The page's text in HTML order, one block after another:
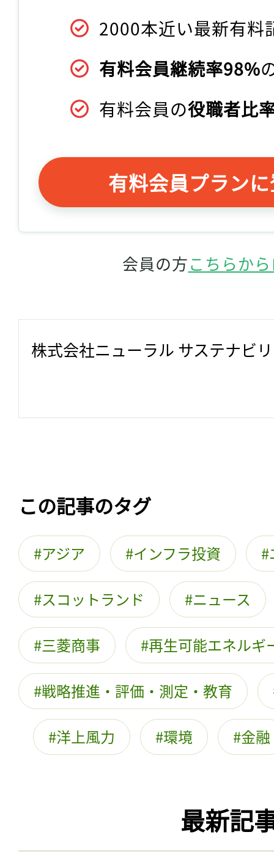
2000本近い最新有料
有料会員継続率98%
有料会員の役職者比
有料会員プラン
会員の方こちらか
株式会社ニューラル サステナビ
この記事のタグ
アジア インフラ投資
スコットランド ニュース
三菱商事 再生可能エネルギ
戦略推進・評価・測定・教育
洋上風力 環境 金融
最新記